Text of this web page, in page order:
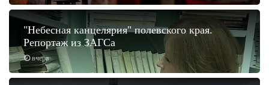
вчера
"Небесная канцелярия" полевского края.
Репортаж из ЗАГСа